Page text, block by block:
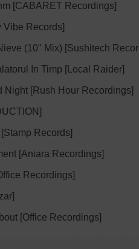
[CABARET Recordings]
Vibe Records]
(10" Mix) [Sushitech
In Timp [Local Raider]
Night [Rush Hour Recordings]
Records]
[Aniara Recordings]
Recordings]
[Office Recordings]